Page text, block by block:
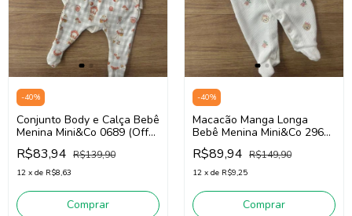
-40%
Conjunto Body e Calça Bebê
Menina Mini&Co 0689 (Off
White/Cinza)
R$83,94 R$139,90
12 x de R$8,63
Comprar
-40%
Macacão Manga Longa
Bebê Menina Mini&Co 2960
(Off White/Rosa)
R$89,94 R$149,90
12 x de R$9,25
Comprar